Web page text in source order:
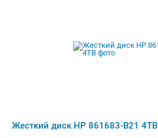
Жесткий диск HP 861683-B21 4TB